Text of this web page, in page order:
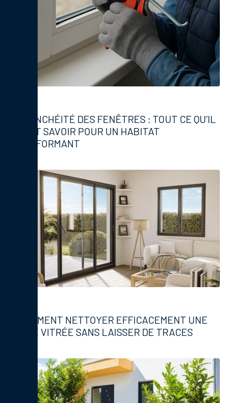
ÉTANCHÉITÉ DES FENÊTRES : TOUT CE QU’IL
FAUT SAVOIR POUR UN HABITAT
PERFORMANT
COMMENT NETTOYER EFFICACEMENT UNE
BAIE VITRÉE SANS LAISSER DE TRACES